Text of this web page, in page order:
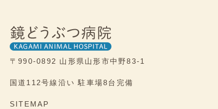
〒990-0892 山形県山形市中野83-1
国道112号線沿い 駐車場8台完備
SITEMAP